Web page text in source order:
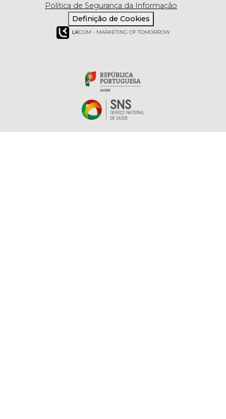
Política de Segurança da Informação
Definição de Cookies
LKCOM - MARKETING OF TOMORROW